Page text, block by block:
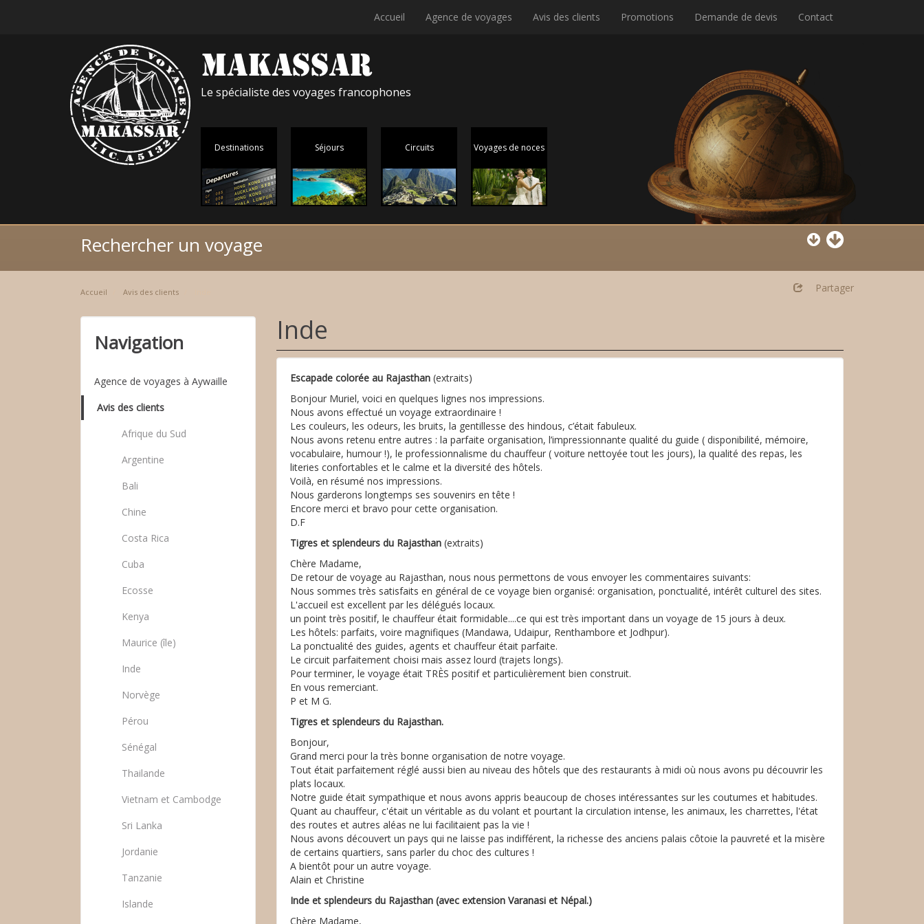
Accueil Agence de voyages Avis des clients Promotions Demande de devis Contact
Le spécialiste des voyages francophones
Destinations Séjours Circuits Voyages de noces
Rechercher un voyage
Accueil Avis des clients Partager
Navigation
Agence de voyages à Aywaille
Avis des clients
Afrique du Sud
Argentine
Bali
Chine
Costa Rica
Cuba
Ecosse
Kenya
Maurice (île)
Inde
Norvège
Pérou
Sénégal
Thailande
Vietnam et Cambodge
Sri Lanka
Jordanie
Tanzanie
Islande
Inde
Escapade colorée au Rajasthan (extraits)
Bonjour Muriel, voici en quelques lignes nos impressions.
Nous avons effectué un voyage extraordinaire !
Les couleurs, les odeurs, les bruits, la gentillesse des hindous, c’était fabuleux.
Nous avons retenu entre autres : la parfaite organisation, l’impressionnante qualité du guide ( disponibilité, mémoire,
vocabulaire, humour !), le professionnalisme du chauffeur ( voiture nettoyée tout les jours), la qualité des repas, les
literies confortables et le calme et la diversité des hôtels.
Voilà, en résumé nos impressions.
Nous garderons longtemps ses souvenirs en tête !
Encore merci et bravo pour cette organisation.
D.F
Tigres et splendeurs du Rajasthan (extraits)
Chère Madame,
De retour de voyage au Rajasthan, nous nous permettons de vous envoyer les commentaires suivants:
Nous sommes très satisfaits en général de ce voyage bien organisé: organisation, ponctualité, intérêt culturel des sites.
L'accueil est excellent par les délégués locaux.
un point très positif, le chauffeur était formidable....ce qui est très important dans un voyage de 15 jours à deux.
Les hôtels: parfaits, voire magnifiques (Mandawa, Udaipur, Renthambore et Jodhpur).
La ponctualité des guides, agents et chauffeur était parfaite.
Le circuit parfaitement choisi mais assez lourd (trajets longs).
Pour terminer, le voyage était TRÈS positif et particulièrement bien construit.
En vous remerciant.
P et M G.
Tigres et splendeurs du Rajasthan.
Bonjour,
Grand merci pour la très bonne organisation de notre voyage.
Tout était parfaitement réglé aussi bien au niveau des hôtels que des restaurants à midi où nous avons pu découvrir les
plats locaux.
Notre guide était sympathique et nous avons appris beaucoup de choses intéressantes sur les coutumes et habitudes.
Quant au chauffeur, c'était un véritable as du volant et pourtant la circulation intense, les animaux, les charrettes, l'état
des routes et autres aléas ne lui facilitaient pas la vie !
Nous avons découvert un pays qui ne laisse pas indifférent, la richesse des anciens palais côtoie la pauvreté et la misère
de certains quartiers, sans parler du choc des cultures !
A bientôt pour un autre voyage.
Alain et Christine
Inde et splendeurs du Rajasthan (avec extension Varanasi et Népal.)
Chère Madame,